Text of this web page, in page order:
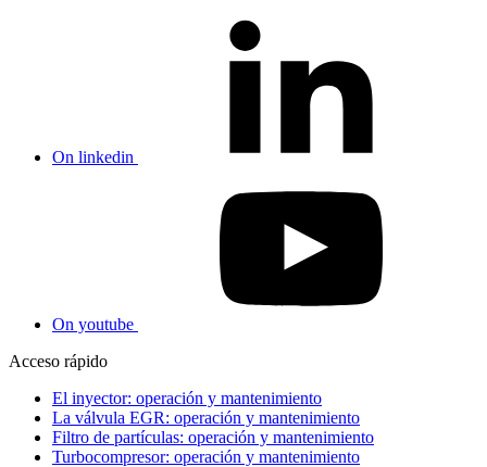
On linkedin
On youtube
Acceso rápido
El inyector: operación y mantenimiento
La válvula EGR: operación y mantenimiento
Filtro de partículas: operación y mantenimiento
Turbocompresor: operación y mantenimiento